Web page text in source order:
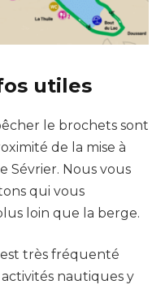
utiles
le brochets sont
de la mise à
Sévrier. Nous vous
qui vous
loin que la berge.
est très fréquenté
nautiques y